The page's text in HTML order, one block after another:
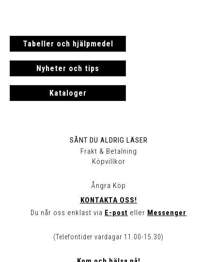
Tabeller och hjälpmedel
Nyheter och tips
Kataloger
SÅNT DU ALDRIG LÄSER
Frakt & Betalning
Köpvillkor
Ångra Köp
KONTAKTA OSS!
Du når oss enklast via E-post eller Messenger
(Telefontider vardagar 11.00-15.30)